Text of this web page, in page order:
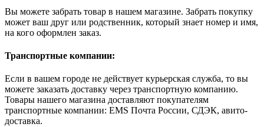
Вы можете забрать товар в нашем магазине. Забрать покупку
может ваш друг или родственник, который знает номер и имя,
на кого оформлен заказ.
Транспортные компании:
Если в вашем городе не действует курьерская служба, то вы
можете заказать доставку через транспортную компанию.
Товары нашего магазина доставляют покупателям
транспортные компании: EMS Почта России, СДЭК, авито-
доставка.